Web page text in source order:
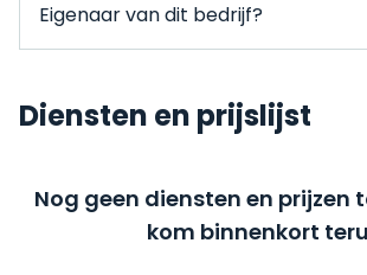
Eigenaar van dit bedrijf?
Diensten en prijslijst
Nog geen diensten en prijzen
kom binnenkort